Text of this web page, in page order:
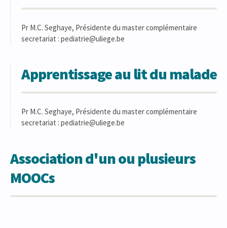
Pr M.C. Seghaye, Présidente du master complémentaire
secretariat : pediatrie@uliege.be
Apprentissage au lit du malade
Pr M.C. Seghaye, Présidente du master complémentaire
secretariat : pediatrie@uliege.be
Association d'un ou plusieurs
MOOCs